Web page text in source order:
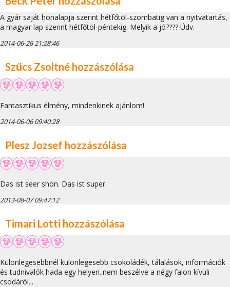
A gyár saját honalapja szerint hétfőtöl-szombatig van a nyitvatartás,
a magyar lap szerint hétfőtöl-péntekig. Melyik a jó???? Üdv.
2014-06-26 21:28:46
Szűcs Zsoltné hozzászólása
Fantasztikus élmény, mindenkinek ajánlom!
2014-06-06 09:40:28
Plesz Jozsef hozzászólása
Das ist seer shön. Das ist super.
2013-08-07 09:47:12
Timari Lotti hozzászólása
Különlegesebbnél különlegesebb csokoládék, tálalások, információk
és tudnivalók hada egy helyen..nem beszélve a négy falon kívüli
csodáról...